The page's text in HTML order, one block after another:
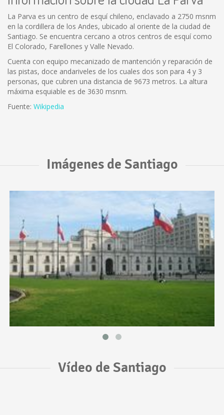
La Parva es un centro de esquí chileno, enclavado a 2750 msnm
en la cordillera de los Andes, ubicado al oriente de la ciudad de
Santiago. Se encuentra cercano a otros centros de esquí como
El Colorado, Farellones y Valle Nevado.
Cuenta con equipo mecanizado de mantención y reparación de
las pistas, doce andariveles de los cuales dos son para 4 y 3
personas, que cubren una distancia de 9673 metros. La altura
máxima esquiable es de 3630 msnm.
Fuente: Wikipedia
Imágenes de Santiago
Vídeo de Santiago